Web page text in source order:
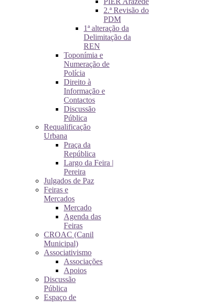
2.ª Revisão do
PDM
1ª alteração da
Delimitação da
REN
Toponímia e
Numeração de
Polícia
Direito à
Informação e
Contactos
Discussão
Pública
Requalificação
Urbana
Praça da
República
Largo da Feira |
Pereira
Julgados de Paz
Feiras e
Mercados
Mercado
Agenda das
Feiras
CROAC (Canil
Municipal)
Associativismo
Associações
Apoios
Discussão
Pública
Espaço de